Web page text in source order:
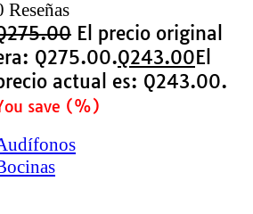
Reseñas
275.00 El precio original
Q275.00.Q243.00El
actual es: Q243.00.
save (%)